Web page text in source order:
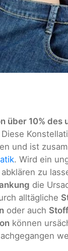
über 10% des
Diese
und ist
. Wird ein
zu
die
alltägliche
oder auch
können